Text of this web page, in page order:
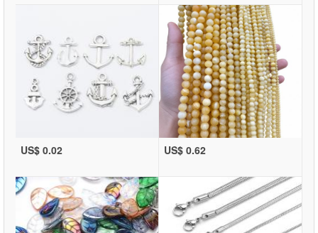
US$ 0.02 US$ 0.62